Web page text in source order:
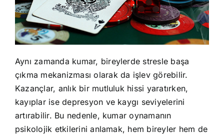
Aynı zamanda kumar, bireylerde stresle başa
çıkma mekanizması olarak da işlev görebilir.
Kazançlar, anlık bir mutluluk hissi yaratırken,
kayıplar ise depresyon ve kaygı seviyelerini
artırabilir. Bu nedenle, kumar oynamanın
psikolojik etkilerini anlamak, hem bireyler hem de